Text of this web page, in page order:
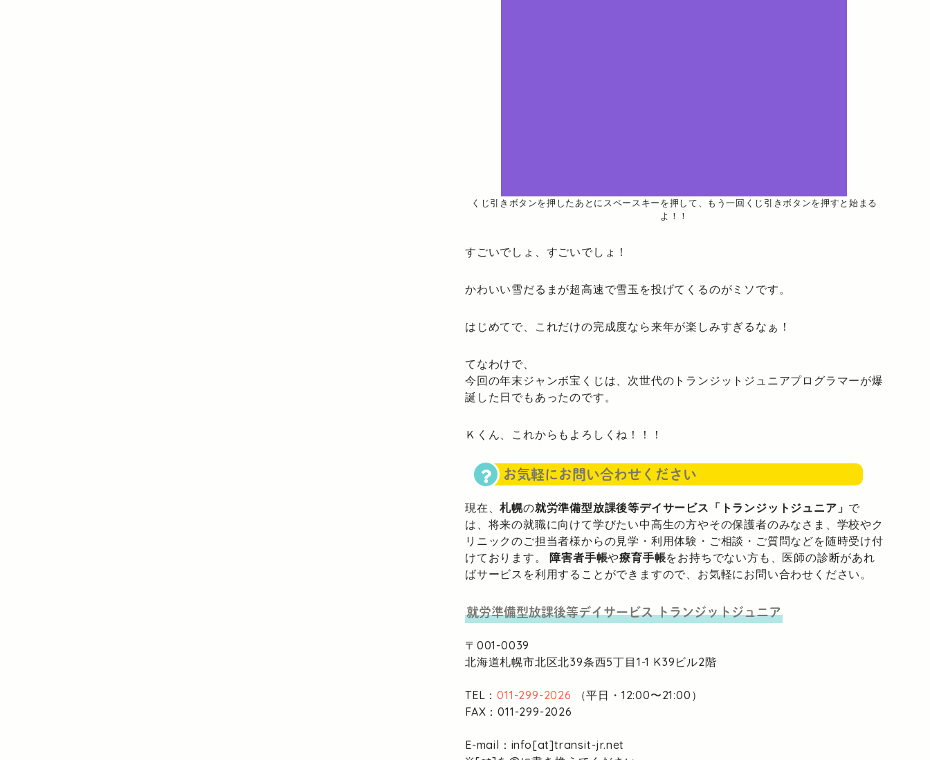
くじ引きボタンを押したあとにスペースキーを押して、もう一回くじ引きボタンを押すと始まる
よ！！
すごいでしょ、すごいでしょ！
かわいい雪だるまが超高速で雪玉を投げてくるのがミソです。
はじめてで、これだけの完成度なら来年が楽しみすぎるなぁ！
てなわけで、
今回の年末ジャンボ宝くじは、次世代のトランジットジュニアプログラマーが爆
誕した日でもあったのです。
Ｋくん、これからもよろしくね！！！
お気軽にお問い合わせください
現在、札幌の就労準備型放課後等デイサービス「トランジットジュニア」 で
は、将来の就職に向けて学びたい中高生の方やその保護者のみなさま、学校やク
リニックのご担当者様からの見学・利用体験・ご相談・ご質問などを随時受け付
けております。障害者手帳や療育手帳をお持ちでない方も、医師の診断があれ
ばサービスを利用することができますので、お気軽にお問い合わせください。
就労準備型放課後等デイサービストランジットジュニア
〒001-0039
北海道札幌市北区北39条西5丁目1-1 K39ビル2階
TEL：011-299-2026 （平日・12:00〜21:00）
FAX：011-299-2026
E-mail：info[at]transit-jr.net